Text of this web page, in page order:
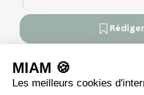
1
Il n'y a pas encore